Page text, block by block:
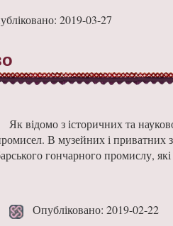
2019-03-27
Як відомо з історичних та
В му­зейних і приватних
го­нчарного промислу, які
Опубліковано: 2019-02-22